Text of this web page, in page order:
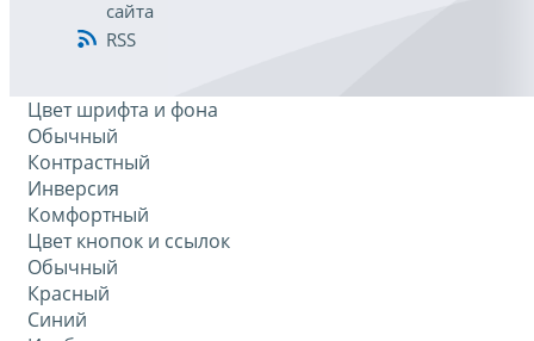
сайта
RSS
Цвет шрифта и фона
Обычный
Контрастный
Инверсия
Комфортный
Цвет кнопок и ссылок
Обычный
Красный
Синий